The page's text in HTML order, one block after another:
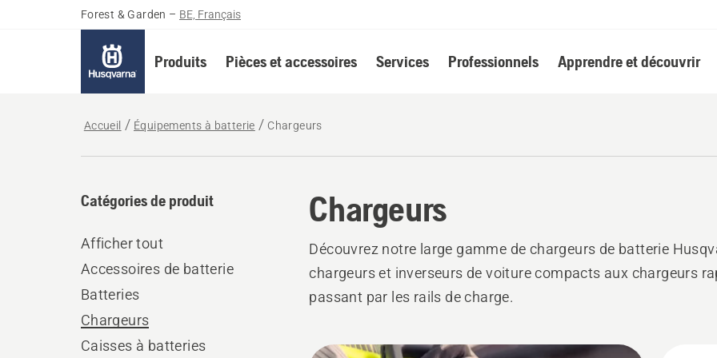
Forest & Garden – BE, Français
Produits Pièces et accessoires Services Professionnels Apprendre et découvrir
Accueil Équipements à batterie Chargeurs
Chargeurs
Catégories de produit
Afficher tout
Accessoires de batterie
Batteries
Chargeurs
Caisses à batteries
Découvrez notre large gamme de chargeurs de batterie
chargeurs et inverseurs de voiture compacts aux chargeurs
passant par les rails de charge. ​